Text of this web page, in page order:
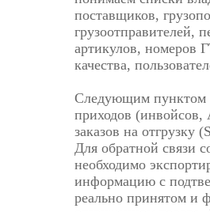
поставщиков,
грузоотправителей,
артикулов, номеров
качества,
Следующим пунктом
приходов (инвойсов,
заказов на отгрузку
Для обратной связи
необходимо
информацию с
реально принятом и